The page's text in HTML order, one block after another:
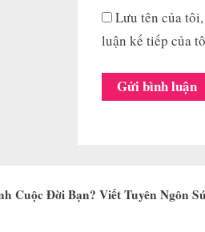
Lưu tên của
luận kế tiếp của
Cuộc Đời Bạn? Viết Tuyên Ngôn